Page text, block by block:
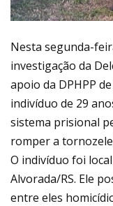
Nesta segunda-
investigação da
apoio da DPHPP
indivíduo de 29
sistema prisional
romper a
O indivíduo foi
Alvorada/RS. Ele
entre eles